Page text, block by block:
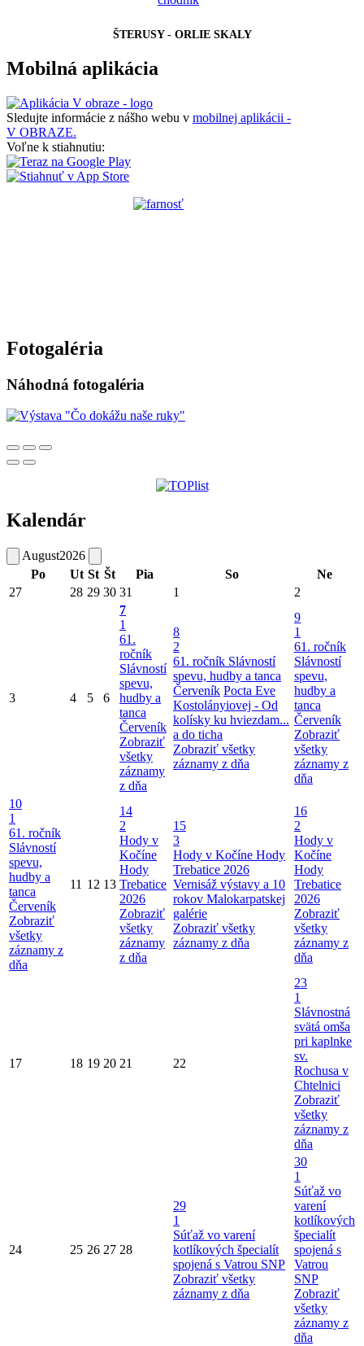
ŠTERUSY - ORLIE SKALY
Mobilná aplikácia
Sledujte informácie z nášho webu v mobilnej aplikácii -
V OBRAZE.
Voľne k stiahnutiu:
Fotogaléria
Náhodná fotogaléria
Kalendár
August2026
Po
Ut St Št Pia So
Ne
27
28 29 30 31 1 2
3 4 5 6
7
1
61.
ročník
Slávností
spevu,
hudby a
tanca
Červeník
Zobraziť
všetky
záznamy
z dňa
8
2
61. ročník Slávností
spevu, hudby a tanca
Červeník Pocta Eve
Kostolányiovej - Od
kolísky ku hviezdam...
a do ticha
Zobraziť všetky
záznamy z dňa
9
1
61. ročník
Slávností
spevu,
hudby a
tanca
Červeník
Zobraziť
všetky
záznamy z
dňa
10
1
61. ročník
Slávností
spevu,
hudby a
tanca
Červeník
Zobraziť
všetky
záznamy z
dňa
11 12 13
14
2
Hody v
Kočíne
Hody
Trebatice
2026
Zobraziť
všetky
záznamy
z dňa
15
3
Hody v Kočíne Hody
Trebatice 2026
Vernisáž výstavy a 10
rokov Malokarpatskej
galérie
Zobraziť všetky
záznamy z dňa
16
2
Hody v
Kočíne
Hody
Trebatice
2026
Zobraziť
všetky
záznamy z
dňa
17 18 19 20 21 22
23
1
Slávnostná
svätá omša
pri kaplnke
sv.
Rochusa v
Chtelnici
Zobraziť
všetky
záznamy z
dňa
24 25 26 27 28
29
1
Súťaž vo varení
kotlíkových špecialít
spojená s Vatrou SNP
Zobraziť všetky
záznamy z dňa
30
1
Súťaž vo
varení
kotlíkových
špecialít
spojená s
Vatrou
SNP
Zobraziť
všetky
záznamy z
dňa